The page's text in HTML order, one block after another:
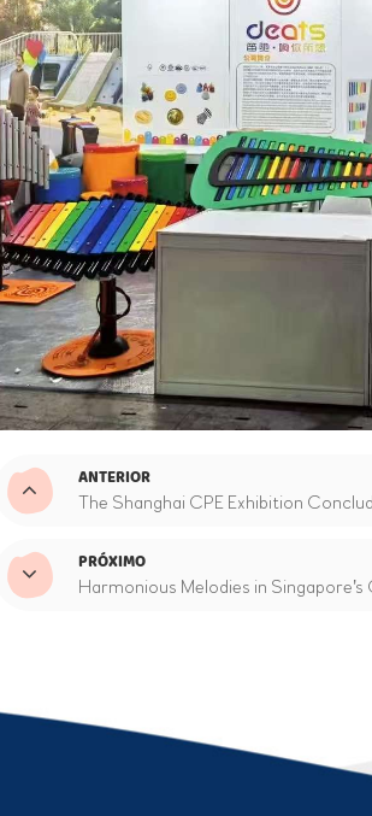
ANTERIOR
The Shanghai CPE Exhibition
PRÓXIMO
Harmonious Melodies in